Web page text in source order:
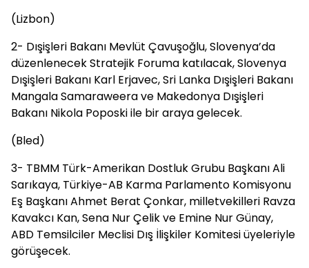
(Lizbon)
2- Dışişleri Bakanı Mevlüt Çavuşoğlu, Slovenya’da
düzenlenecek Stratejik Foruma katılacak, Slovenya
Dışişleri Bakanı Karl Erjavec, Sri Lanka Dışişleri Bakanı
Mangala Samaraweera ve Makedonya Dışişleri
Bakanı Nikola Poposki ile bir araya gelecek.
(Bled)
3- TBMM Türk-Amerikan Dostluk Grubu Başkanı Ali
Sarıkaya, Türkiye-AB Karma Parlamento Komisyonu
Eş Başkanı Ahmet Berat Çonkar, milletvekilleri Ravza
Kavakcı Kan, Sena Nur Çelik ve Emine Nur Günay,
ABD Temsilciler Meclisi Dış İlişkiler Komitesi üyeleriyle
görüşecek.